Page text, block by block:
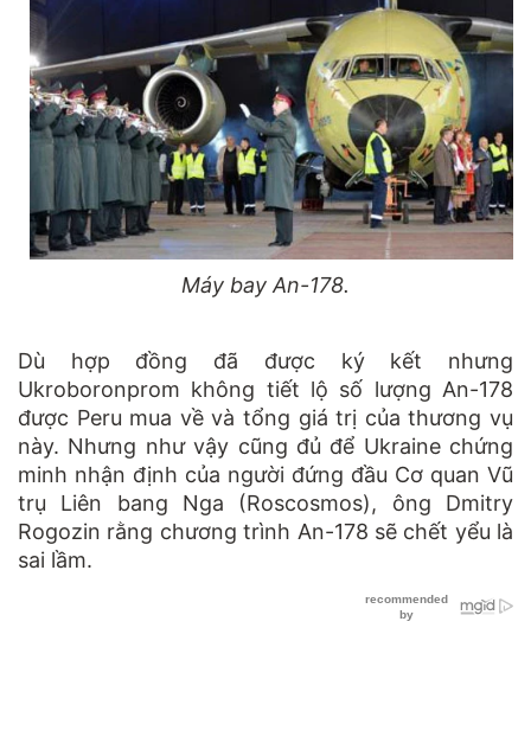
Máy bay An-178.
Dù hợp đồng đã được ký kết nhưng
Ukroboronprom không tiết lộ số lượng An-178
được Peru mua về và tổng giá trị của thương vụ
này. Nhưng như vậy cũng đủ để Ukraine chứng
minh nhận định của người đứng đầu Cơ quan Vũ
trụ Liên bang Nga (Roscosmos), ông Dmitry
Rogozin rằng chương trình An-178 sẽ chết yểu là
sai lầm.